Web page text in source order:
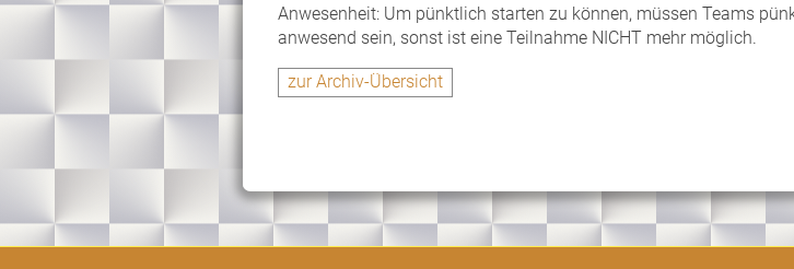
Anwesenheit: Um pünktlich starten zu können, müssen Teams
anwesend sein, sonst ist eine Teilnahme NICHT mehr möglich.
zur Archiv-Übersicht